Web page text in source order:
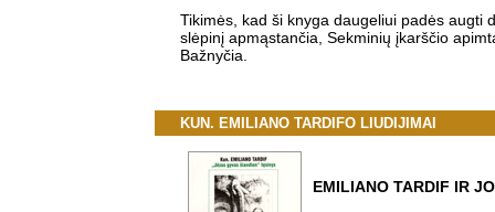
Tikimės, kad ši knyga daugeliui padės augti
slėpinį apmąstančia, Sekminių įkarščio
Bažnyčia.
KUN. EMILIANO TARDIFO LIUDIJIMAI
EMILIANO TARDIF IR